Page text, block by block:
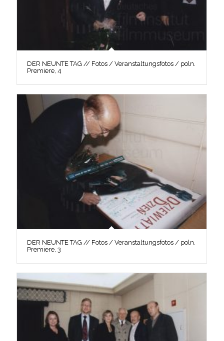
DER NEUNTE TAG // Fotos / Veranstaltungsfotos / poln.
Premiere, 4
DER NEUNTE TAG // Fotos / Veranstaltungsfotos / poln.
Premiere, 3